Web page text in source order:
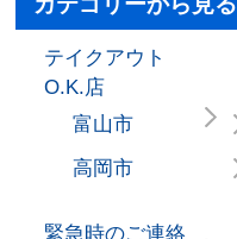
テイクアウト
O.K.店
富山市
高岡市
緊急時のご連絡